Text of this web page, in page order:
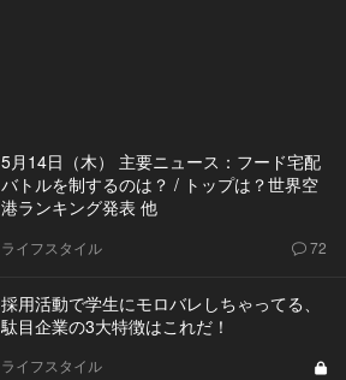
5月14日（木） 主要ニュース：フード宅配
バトルを制するのは？ / トップは？世界空
港ランキング発表 他
ライフスタイル 72
採用活動で学生にモロバレしちゃってる、
駄目企業の3大特徴はこれだ！
ライフスタイル